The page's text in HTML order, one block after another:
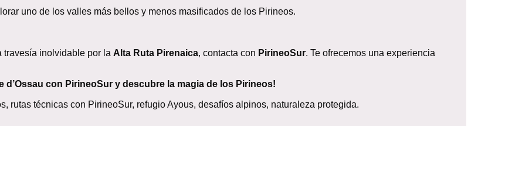
uno de los valles más bellos y menos masificados de los Pirineos.
travesía inolvidable por la Alta Ruta Pirenaica, contacta con PirineoSur. Te ofrecemos una experiencia
d’Ossau con PirineoSur y descubre la magia de los Pirineos!
rutas técnicas con PirineoSur, refugio Ayous, desafíos alpinos, naturaleza protegida.